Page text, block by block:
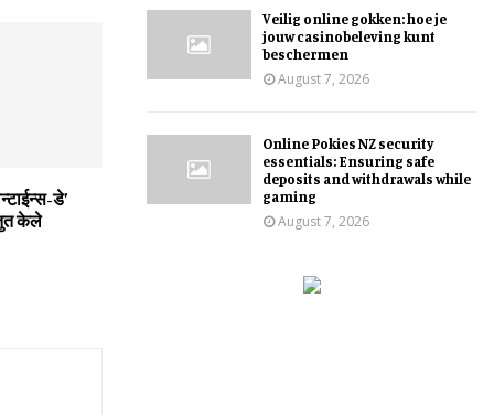
डे’
केले
Veilig online gokken: hoe je
jouw casinobeleving kunt
beschermen
August 7, 2026
Online Pokies NZ security
essentials: Ensuring safe
deposits and withdrawals while
gaming
August 7, 2026